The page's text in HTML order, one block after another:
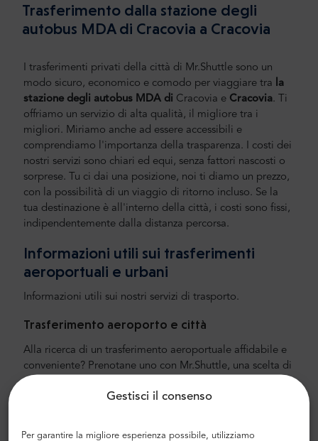
Gestisci il consenso
Per garantire la migliore esperienza possibile, utilizziamo
Trasferimento dalla stazione degli
autobus MDA di Cracovia a Cracovia
I trasferimenti privati della città di Mr.Shuttle sono un
modo sicuro, economico e comodo per viaggiare tra la
stazione degli autobus MDA di Cracovia e Cracovia. Ti
offriamo un servizio di alta qualità, il migliore tra i
migliori. Miriamo anche ad essere accessibili e
comprendiamo l'importanza della trasparenza. I costi dei
nostri servizi sono chiari ed equi, senza fattori nascosti o
sorprese. Tu ci dai una posizione, noi ti diamo un prezzo,
con la possibilità di un viaggio di ritorno incluso. Se la
tua destinazione è all'interno della città, i costi sono fissi,
indipendentemente dalla distanza percorsa.
Informazioni utili sui trasferimenti
aeroportuali e urbani
Informazioni utili sui nostri servizi di trasporto.
Trasferimento aeroporto e città
Alla ricerca di un trasferimento aeroportuale affidabile e
conveniente? Prenotane uno con Mr.Shuttle, una scelta di
viaggiatori dagli utenti di Trip-Advisor. Offriamo il
trasporto porta a porta in minivan e minibus Mercedes-
Il nostro equipaggio è composto da autisti esperti, che